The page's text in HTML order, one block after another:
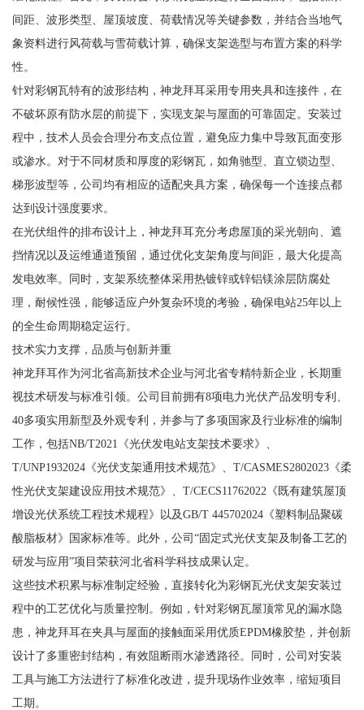
间距、波形类型、屋顶坡度、荷载情况等关键参数，并结合当地气
象资料进行风荷载与雪荷载计算，确保支架选型与布置方案的科学
性。
针对彩钢瓦特有的波形结构，神龙拜耳采用专用夹具和连接件，在
不破坏原有防水层的前提下，实现支架与屋面的可靠固定。安装过
程中，技术人员会合理分布支点位置，避免应力集中导致瓦面变形
或渗水。对于不同材质和厚度的彩钢瓦，如角驰型、直立锁边型、
梯形波型等，公司均有相应的适配夹具方案，确保每一个连接点都
达到设计强度要求。
在光伏组件的排布设计上，神龙拜耳充分考虑屋顶的采光朝向、遮
挡情况以及运维通道预留，通过优化支架角度与间距，最大化提高
发电效率。同时，支架系统整体采用热镀锌或锌铝镁涂层防腐处
理，耐候性强，能够适应户外复杂环境的考验，确保电站25年以上
的全生命周期稳定运行。
技术实力支撑，品质与创新并重
神龙拜耳作为河北省高新技术企业与河北省专精特新企业，长期重
视技术研发与标准引领。公司目前拥有8项电力光伏产品发明专利、
40多项实用新型及外观专利，并参与了多项国家及行业标准的编制
工作，包括NB/T2021《光伏发电站支架技术要求》、
T/UNP1932024《光伏支架通用技术规范》、T/CASMES2802023《柔
性光伏支架建设应用技术规范》、T/CECS11762022《既有建筑屋顶
增设光伏系统工程技术规程》以及GB/T 445702024《塑料制品聚碳
酸脂板材》国家标准等。此外，公司“固定式光伏支架及制备工艺的
研发与应用”项目荣获河北省科学科技成果认定。
这些技术积累与标准制定经验，直接转化为彩钢瓦光伏支架安装过
程中的工艺优化与质量控制。例如，针对彩钢瓦屋顶常见的漏水隐
患，神龙拜耳在夹具与屋面的接触面采用优质EPDM橡胶垫，并创新
设计了多重密封结构，有效阻断雨水渗透路径。同时，公司对安装
工具与施工方法进行了标准化改进，提升现场作业效率，缩短项目
工期。